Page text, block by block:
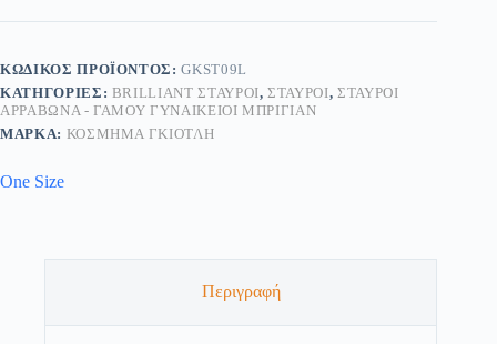
ΚΩΔΙΚΌΣ ΠΡΟΪΌΝΤΟΣ:GKST09L
ΚΑΤΗΓΟΡΊΕΣ: BRILLIANT ΣΤΑΥΡΟΊ,ΣΤΑΥΡΟΊ,ΣΤΑΥΡΟΊ
ΑΡΡΑΒΏΝΑ - ΓΆΜΟΥ ΓΥΝΑΙΚΕΊΟΙ ΜΠΡΙΓΙΆΝ
ΜΆΡΚΑ: ΚΟΣΜΗΜΑ ΓΚΙΟΤΛΗ
One Size
Περιγραφή